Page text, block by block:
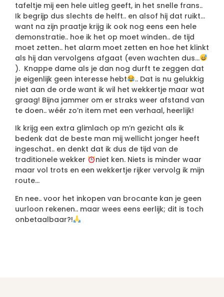
tafeltje mij een hele uitleg geeft, in het snelle frans..
Ik begrijp dus slechts de helft.. en alsof hij dat ruikt…
want na zijn praatje krijg ik ook nog eens een hele
demonstratie.. hoe ik het op moet winden.. de tijd
moet zetten.. het alarm moet zetten en hoe het klinkt
als hij dan vervolgens afgaat (even wachten dus…
). Knappe dame als je dan nog durft te zeggen dat
je eigenlijk geen interesse hebt
.. Dat is nu gelukkig
niet aan de orde want ik wil het wekkertje maar wat
graag! Bijna jammer om er straks weer afstand van
te doen.. wéér zo’n item met een verhaal, heerlijk!
Ik krijg een extra glimlach op m’n gezicht als ik
bedenk dat de beste man mij wellicht jonger heeft
ingeschat.. en denkt dat ik dus de tijd van de
traditionele wekker
niet ken. Niets is minder waar
maar vol trots en een wekkertje rijker vervolg ik mijn
route…
En nee.. voor het inkopen van brocante kan je geen
uurloon rekenen.. maar wees eens eerlijk; dit is toch
onbetaalbaar?!